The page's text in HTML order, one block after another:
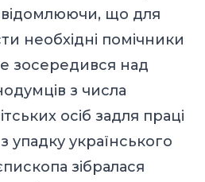
що для
необхідні помічники
зосередився над
з числа
осіб задля праці
упадку українського
зібралася